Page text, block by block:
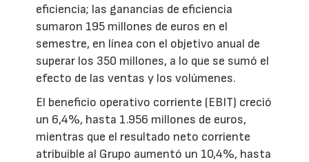
eficiencia; las ganancias de eficiencia
sumaron 195 millones de euros en el
semestre, en línea con el objetivo anual de
superar los 350 millones, a lo que se sumó el
efecto de las ventas y los volúmenes.
El beneficio operativo corriente (EBIT) creció
un 6,4%, hasta 1.956 millones de euros,
mientras que el resultado neto corriente
atribuible al Grupo aumentó un 10,4%, hasta